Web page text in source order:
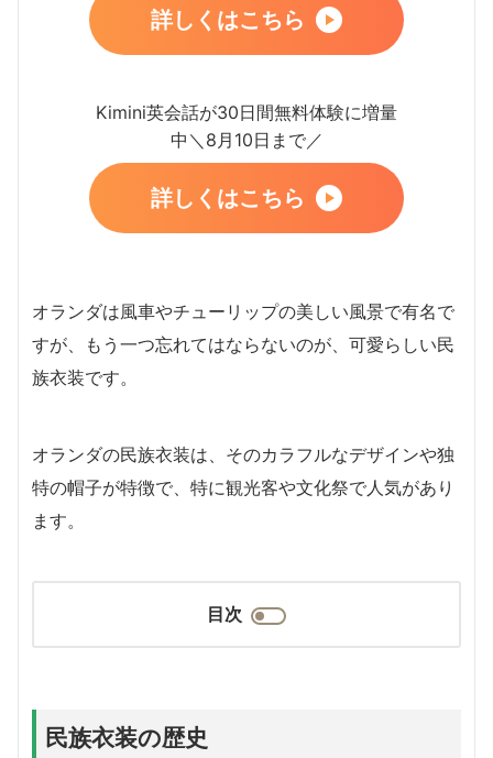
詳しくはこちら
Kimini英会話が30日間無料体験に増量
中＼8月10日まで／
詳しくはこちら
オランダは風車やチューリップの美しい風景で有名で
すが、もう一つ忘れてはならないのが、可愛らしい民
族衣装です。
オランダの民族衣装は、そのカラフルなデザインや独
特の帽子が特徴で、特に観光客や文化祭で人気があり
ます。
目次
民族衣装の歴史